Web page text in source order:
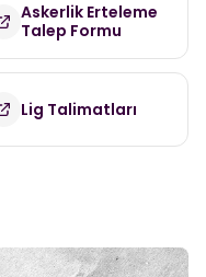
Askerlik Erteleme
Talep Formu
Lig Talimatları